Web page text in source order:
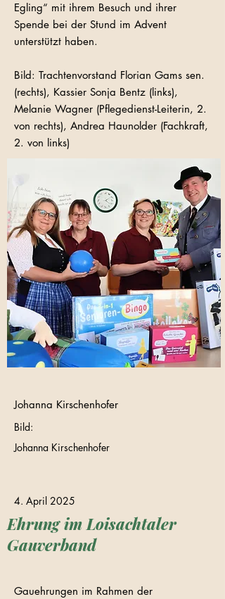
Egling“ mit ihrem Besuch und ihrer
Spende bei der Stund im Advent
unterstützt haben.
Bild: Trachtenvorstand Florian Gams sen.
(rechts), Kassier Sonja Bentz (links),
Melanie Wagner (Pflegedienst-Leiterin, 2.
von rechts), Andrea Haunolder (Fachkraft,
2. von links)
Johanna Kirschenhofer
Bild:
Johanna Kirschenhofer
4. April 2025
Ehrung im Loisachtaler
Gauverband
Gauehrungen im Rahmen der